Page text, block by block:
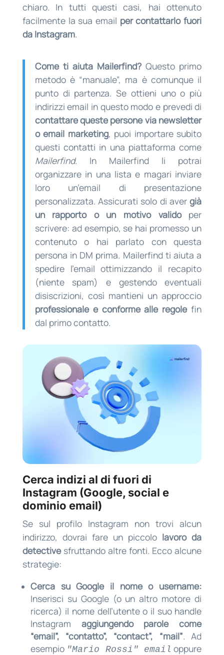
chiaro. In tutti questi casi, hai ottenuto
facilmente la sua email per contattarlo fuori
da Instagram.
Come ti aiuta Mailerfind? Questo primo
metodo è “manuale”, ma è comunque il
punto di partenza. Se ottieni uno o più
indirizzi email in questo modo e prevedi di
contattare queste persone via newsletter
o email marketing, puoi importare subito
questi contatti in una piattaforma come
Mailerfind. In Mailerfind li potrai
organizzare in una lista e magari inviare
loro un’email di presentazione
personalizzata. Assicurati solo di avergià
un rapporto o un motivo validoper
scrivere: ad esempio, se hai promesso un
contenuto o hai parlato con questa
persona in DM prima. Mailerfind ti aiuta a
spedire l’email ottimizzando il recapito
(niente spam) e gestendo eventuali
disiscrizioni, così mantieni un approccio
professionale e conforme alle regolefin
dal primo contatto.
Cerca indizi al di fuori di
Instagram (Google, social e
dominio email)
Se sul profilo Instagram non trovi alcun
indirizzo, dovrai fare un piccolo lavoro da
detectivesfruttando altre fonti. Ecco alcune
strategie:
Cerca su Google il nome o username:
Inserisci su Google (o un altro motore di
ricerca) il nome dell’utente o il suo handle
Instagram aggiungendo parole come
“email”, “contatto”, “contact”, “mail”. Ad
esempio "Mario Rossi" email oppure